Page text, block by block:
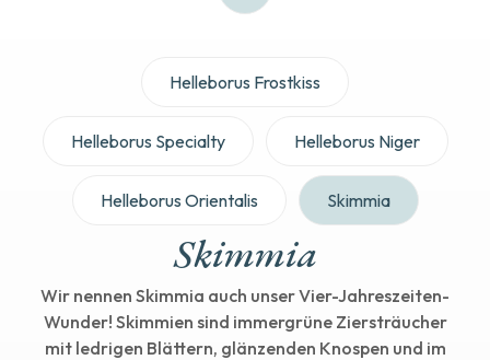
Helleborus Frostkiss
Helleborus Specialty Helleborus Niger
Helleborus Orientalis Skimmia
Skimmia
Wir nennen Skimmia auch unser Vier-Jahreszeiten-
Wunder! Skimmien sind immergrüne Ziersträucher
mit ledrigen Blättern, glänzenden Knospen und im